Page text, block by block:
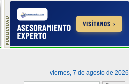
viernes, 7 de agosto de 2026